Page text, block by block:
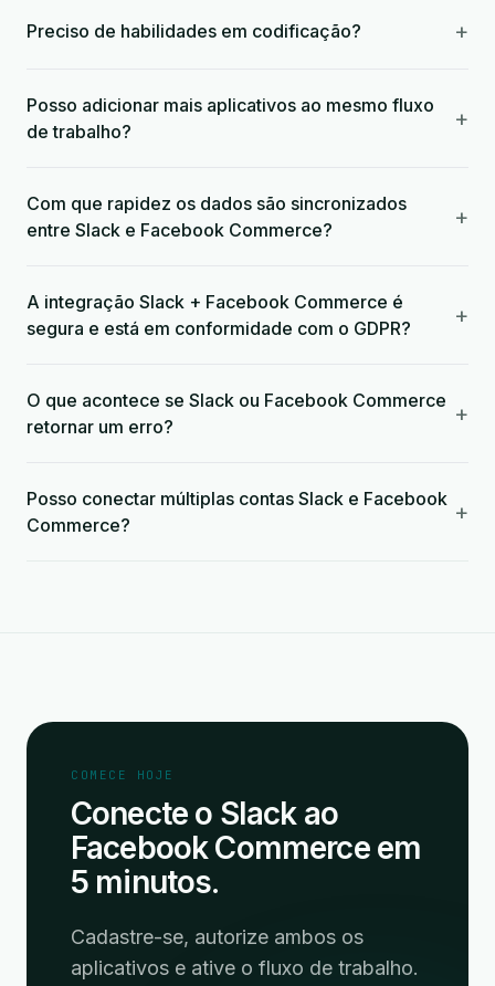
Preciso de habilidades em codificação? +
Posso adicionar mais aplicativos ao mesmo fluxo
de trabalho?
+
Com que rapidez os dados são sincronizados
entre Slack e Facebook Commerce?
+
A integração Slack + Facebook Commerce é
segura e está em conformidade com o GDPR?
+
O que acontece se Slack ou Facebook Commerce
retornar um erro?
+
Posso conectar múltiplas contas Slack e Facebook
Commerce?
+
COMECE HOJE
Conecte o Slack ao
Facebook Commerce em
5 minutos.
Cadastre-se, autorize ambos os
aplicativos e ative o fluxo de trabalho.